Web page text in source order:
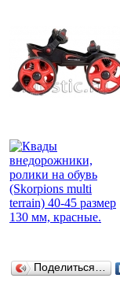
Поделиться…